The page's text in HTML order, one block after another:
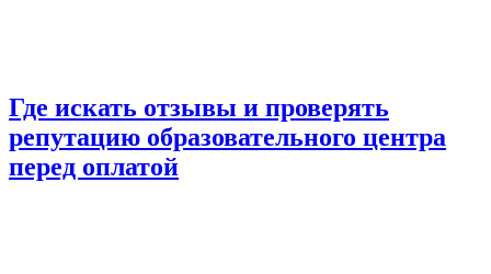
Где искать отзывы и проверять
репутацию образовательного центра
перед оплатой